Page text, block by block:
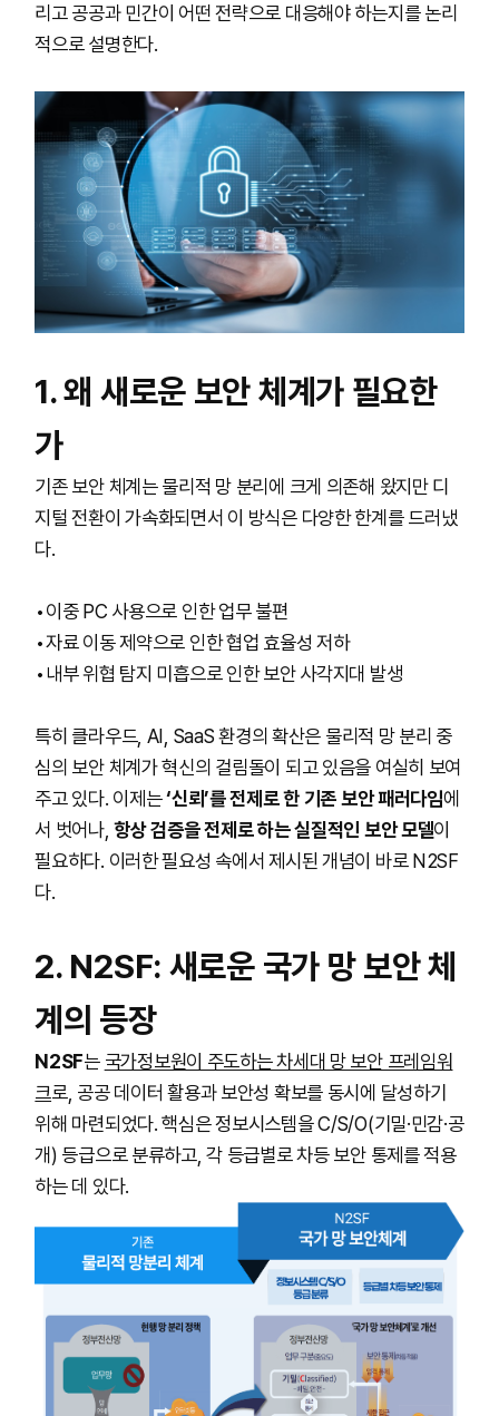
리고 공공과 민간이 어떤 전략으로 대응해야 하는지를 논리
적으로 설명한다.
1. 왜 새로운 보안 체계가 필요한
가
기존 보안 체계는 물리적 망 분리에 크게 의존해 왔지만 디
지털 전환이 가속화되면서 이 방식은 다양한 한계를 드러냈
다.
이중 PC 사용으로 인한 업무 불편
자료 이동 제약으로 인한 협업 효율성 저하
내부 위협 탐지 미흡으로 인한 보안 사각지대 발생
특히 클라우드, AI, SaaS 환경의 확산은 물리적 망 분리 중
심의 보안 체계가 혁신의 걸림돌이 되고 있음을 여실히 보여
주고 있다. 이제는‘신뢰’를 전제로 한 기존 보안 패러다임에
서 벗어나,항상 검증을 전제로 하는 실질적인 보안 모델이
필요하다. 이러한 필요성 속에서 제시된 개념이 바로 N2SF
다.
2. N2SF: 새로운 국가 망 보안 체
계의 등장
N2SF는 국가정보원이 주도하는 차세대 망 보안 프레임워
크로, 공공 데이터 활용과 보안성 확보를 동시에 달성하기
위해 마련되었다. 핵심은 정보시스템을 C/S/O(기밀·민감·공
개) 등급으로 분류하고, 각 등급별로 차등 보안 통제를 적용
하는 데 있다.